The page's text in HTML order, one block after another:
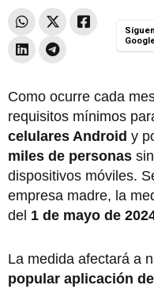
Como ocurre cada
requisitos mínimos
celulares Android y
miles de personas
dispositivos móviles.
empresa madre, la
del 1 de mayo de
La medida afectará a
popular aplicación